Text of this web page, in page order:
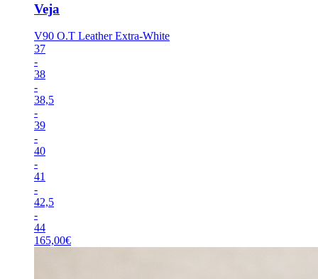
Veja
V90 O.T Leather Extra-White
37
-
38
-
38,5
-
39
-
40
-
41
-
42,5
-
44
165,00€